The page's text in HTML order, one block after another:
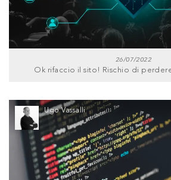
26/07/2022
Ok rifaccio il sito! Rischio di
Ugo Vassalli